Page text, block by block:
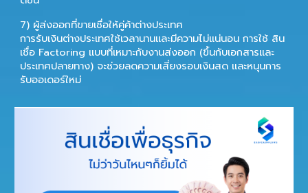
7) ผู้ส่งออกที่ขายเชื่อให้คู่ค้าต่างประเทศ
การรับเงินต่างประเทศใช้เวลานานและมีความไม่แน่นอน การใช้ สิน
เชื่อ Factoring แบบที่เหมาะกับงานส่งออก (ขึ้นกับเอกสารและ
ประเทศปลายทาง) จะช่วยลดความเสี่ยงรอบเงินสด และหนุนการ
รับออเดอร์ใหม่